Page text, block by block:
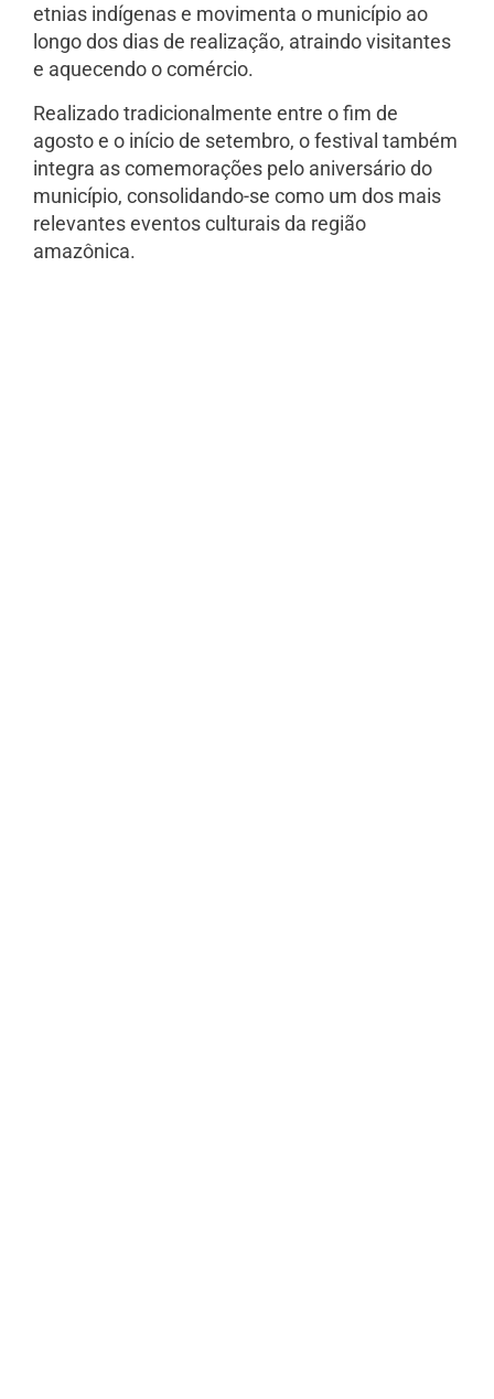
etnias indígenas e movimenta o município ao
longo dos dias de realização, atraindo visitantes
e aquecendo o comércio.
Realizado tradicionalmente entre o fim de
agosto e o início de setembro, o festival também
integra as comemorações pelo aniversário do
município, consolidando-se como um dos mais
relevantes eventos culturais da região
amazônica.